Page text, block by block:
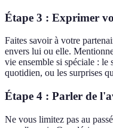
Étape 3 : Exprimer
Faites savoir à votre
envers lui ou elle.
vie ensemble si spéciale :
quotidien, ou les surprises
Étape 4 : Parler de
Ne vous limitez pas au